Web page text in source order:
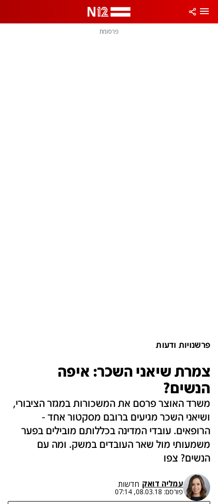
פרסומת
פרשנויות ודעות
צמרת שיאני השכר: איפה
הנשים?
משרד האוצר פרסם את המשכורות במגזר הציבורי,
ושיאני השכר מגיעים ברובם מסקטור אחד -
הרופאים. עובדי המדינה בכללותם מובילים בפער
משמעותי מול שאר העובדים במשק. ומה עם
הנשים? צפו
עמליה דואק חדשות
פורסם: 08.03.18, 07:14